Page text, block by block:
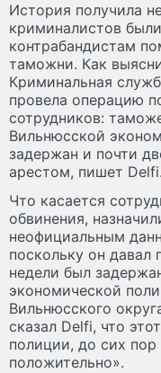
История получила
криминалистов
контрабандистам
таможни. Как
Криминальная
провела операцию
сотрудников:
Вильнюсской
задержан и почти
арестом, пишет Delfi.
Что касается
обвинения,
неофициальным
поскольку он давал
недели был
экономической
Вильнюсского
сказал Delfi, что
полиции, до сих пор
положительно».